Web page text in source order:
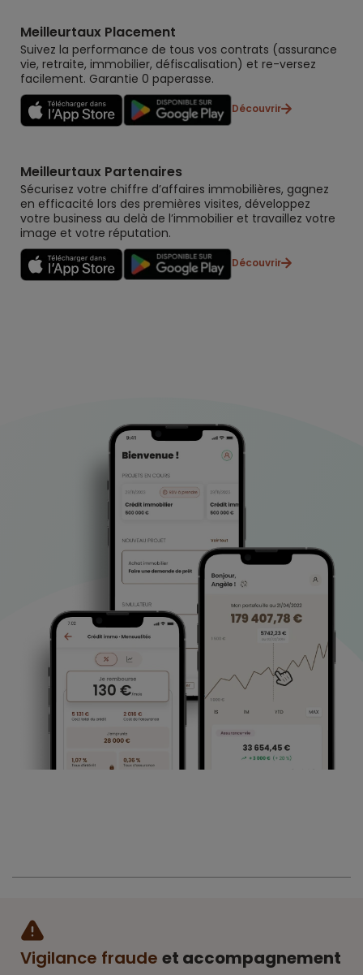
Meilleurtaux Placement
Suivez la performance de tous vos contrats (assurance
vie, retraite, immobilier, défiscalisation) et re-versez
facilement. Garantie 0 paperasse.
Découvrir
Meilleurtaux Partenaires
Sécurisez votre chiffre d’affaires immobilières, gagnez
en efficacité lors des premières visites, développez
votre business au delà de l’immobilier et travaillez votre
image et votre réputation.
Découvrir
Vigilance fraude et accompagnement